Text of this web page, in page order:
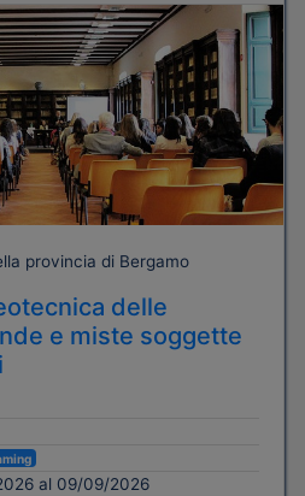
provincia di Bergamo
delle
e miste soggette
al 09/09/2026